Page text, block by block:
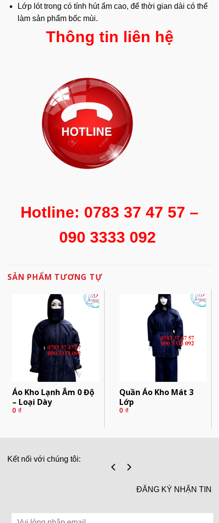
Lớp lót trong có tính hút ẩm cao, để thời gian dài có thể
làm sản phẩm bốc mùi.
Thông tin liên hệ
Hotline: 0783 37 47 57 –
090 3333 092
SẢN PHẨM TƯƠNG TỰ
Áo Kho Lạnh Âm 0 Độ
– Loại Dày
0 ₫
Quần Áo Kho Mát 3
Lớp
0 ₫
Kết nối với chúng tôi:
ĐĂNG KÝ NHẬN TIN